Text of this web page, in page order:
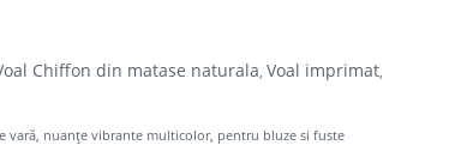
Chiffon din matase naturala ,Voal imprimat
vară nuanțe vibrante multicolor, pentru bluze si fuste